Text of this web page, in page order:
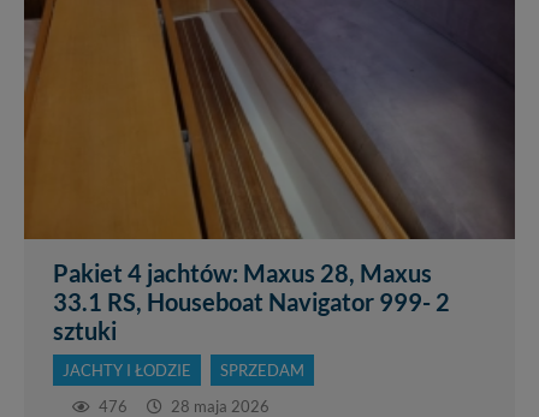
Pakiet 4 jachtów: Maxus 28, Maxus
33.1 RS, Houseboat Navigator 999- 2
sztuki
JACHTY I ŁODZIE
SPRZEDAM
476
28 maja 2026